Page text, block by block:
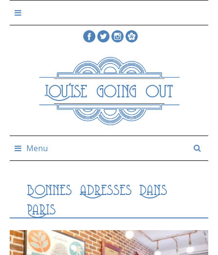
Menu
Bonnes Adresses Dans
Paris